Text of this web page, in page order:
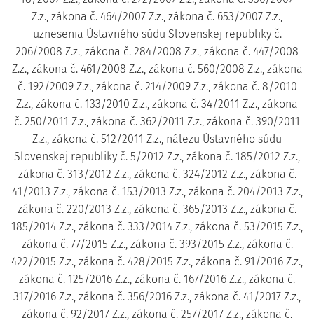
Z.z., zákona č. 464/2007 Z.z., zákona č. 653/2007 Z.z.,
uznesenia Ústavného súdu Slovenskej republiky č.
206/2008 Z.z., zákona č. 284/2008 Z.z., zákona č. 447/2008
Z.z., zákona č. 461/2008 Z.z., zákona č. 560/2008 Z.z., zákona
č. 192/2009 Z.z., zákona č. 214/2009 Z.z., zákona č. 8/2010
Z.z., zákona č. 133/2010 Z.z., zákona č. 34/2011 Z.z., zákona
č. 250/2011 Z.z., zákona č. 362/2011 Z.z., zákona č. 390/2011
Z.z., zákona č. 512/2011 Z.z., nálezu Ústavného súdu
Slovenskej republiky č. 5/2012 Z.z., zákona č. 185/2012 Z.z.,
zákona č. 313/2012 Z.z., zákona č. 324/2012 Z.z., zákona č.
41/2013 Z.z., zákona č. 153/2013 Z.z., zákona č. 204/2013 Z.z.,
zákona č. 220/2013 Z.z., zákona č. 365/2013 Z.z., zákona č.
185/2014 Z.z., zákona č. 333/2014 Z.z., zákona č. 53/2015 Z.z.,
zákona č. 77/2015 Z.z., zákona č. 393/2015 Z.z., zákona č.
422/2015 Z.z., zákona č. 428/2015 Z.z., zákona č. 91/2016 Z.z.,
zákona č. 125/2016 Z.z., zákona č. 167/2016 Z.z., zákona č.
317/2016 Z.z., zákona č. 356/2016 Z.z., zákona č. 41/2017 Z.z.,
zákona č. 92/2017 Z.z., zákona č. 257/2017 Z.z., zákona č.